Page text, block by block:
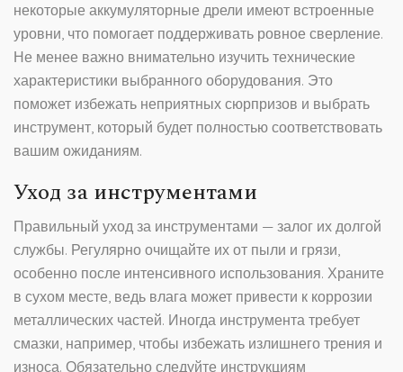
некоторые аккумуляторные дрели имеют встроенные
уровни, что помогает поддерживать ровное сверление.
Не менее важно внимательно изучить технические
характеристики выбранного оборудования. Это
поможет избежать неприятных сюрпризов и выбрать
инструмент, который будет полностью соответствовать
вашим ожиданиям.
Уход за инструментами
Правильный уход за инструментами — залог их долгой
службы. Регулярно очищайте их от пыли и грязи,
особенно после интенсивного использования. Храните
в сухом месте, ведь влага может привести к коррозии
металлических частей. Иногда инструмента требует
смазки, например, чтобы избежать излишнего трения и
износа. Обязательно следуйте инструкциям